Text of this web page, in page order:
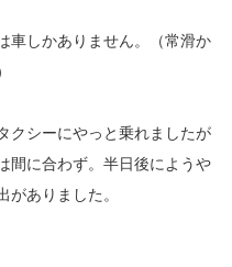
車しかありません。（常滑か
クシーにやっと乗れましたが
間に合わず。半日後にようや
がありました。